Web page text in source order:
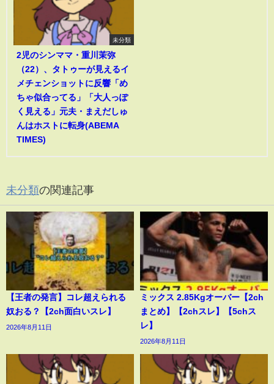
未分類
2児のシンママ・重川茉弥
（22）、タトゥーが見えるイ
メチェンショットに反響「め
ちゃ似合ってる」「大人っぽ
く見える」元夫・まえだしゅ
んはホストに転身(ABEMA
TIMES)
未分類の関連記事
【王者の発言】コレ超えられる
奴おる？【2ch面白いスレ】
2026年8月11日
ミックス 2.85Kgオーバー【2ch
まとめ】【2chスレ】【5chス
レ】
2026年8月11日